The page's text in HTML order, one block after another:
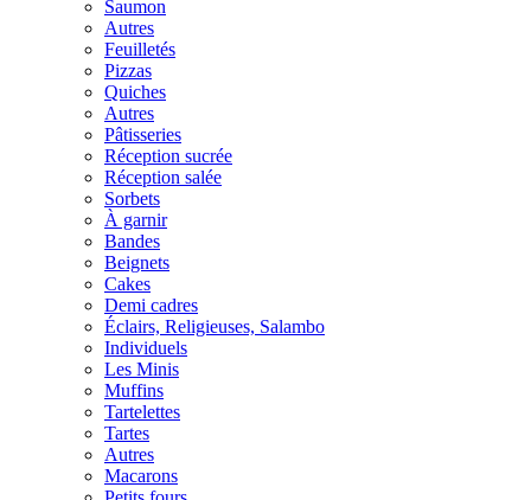
Saumon
Autres
Feuilletés
Pizzas
Quiches
Autres
Pâtisseries
Réception sucrée
Réception salée
Sorbets
À garnir
Bandes
Beignets
Cakes
Demi cadres
Éclairs, Religieuses, Salambo
Individuels
Les Minis
Muffins
Tartelettes
Tartes
Autres
Macarons